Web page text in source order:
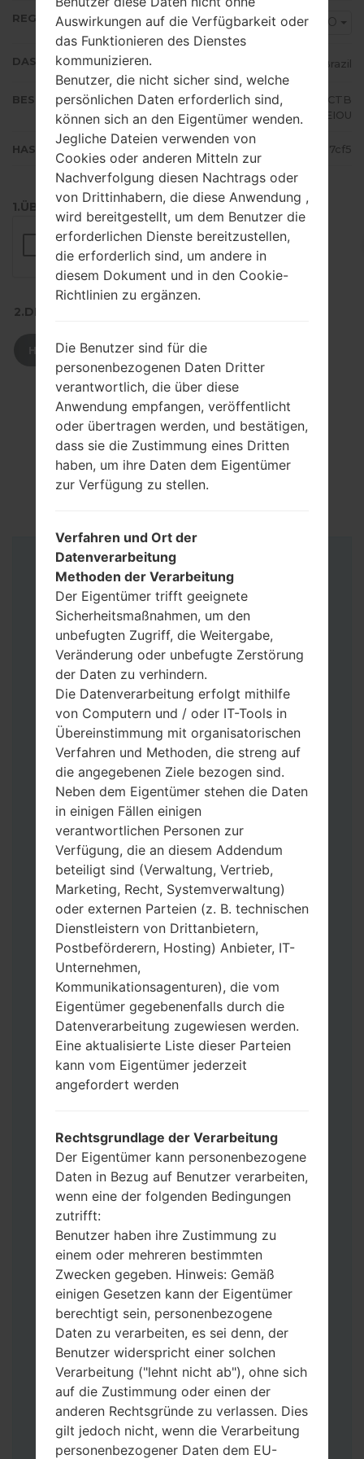
REGION ZTO
DAS LAND Brazil
BESCHREIBUNG
TIM, Claro, Vivo, Oi, Sercomtel, CTB
C, Nextel, AEIOU
HASH 5ff90cb95624fa948155a2e1c3ca7cf5
1.ÜBERPRÜFEN SIE AUF RECAPTCHA
2.DRÜCKEN SIE ZUM HERUNTERLADEN
HERUNTERLADEN
Anleitung
Laden Sie auf Ihren PC:Odin 3
Version herunter.
Dann laden Sie die Firmware-Datei
herunter und entpacken Sie sie.
Sie brauchen 1(wählen Sie hier 1 Firmware-
Datei aus) oder 5 (wählen Sie 5 Firmware-
Dateien aus) Firmware-Dateien:
AP: „System & Recovery“
CP: „Modem & Radio“
CSC_***: „Country & Region & Operator“
HOME_CSC_***: „Country & Region &
Operator“
Fügen Sie dem Programm Odin 3 alle
Dateien hinzu.
möchten, wählen Sie CSC_***, in einem
anderen Fall wählen Sie HOME_CSC_***
um Ihre Daten zu speichern.
Jetzt schalten Sie das Gerät aus und
aktivieren Sie Download-Modus. Alle
Methoden, wie es geht:
Halten Sie die Power-, Lautstärke- und
Bixbi- Tasten gedrückt.
Halten Sie Lauter- und Leiser-Tasten
gedrückt. Schließen Sie das Telefon mit
einem USB-Kabel an den PC an.
Halten Sie die Power-, Lauter- und
Home-Tasten gedrückt.
Schließen Sie das USB-Kabel an und
halten Sie die Leiser- und Bixbi-Tasten
gedrückt.
Auswirkungen auf die Verfügbarkeit oder
das Funktionieren des Dienstes
kommunizieren.
Benutzer, die nicht sicher sind, welche
persönlichen Daten erforderlich sind,
können sich an den Eigentümer wenden.
Jegliche Dateien verwenden von
Cookies oder anderen Mitteln zur
Nachverfolgung diesen Nachtrags oder
von Drittinhabern, die diese Anwendung ,
wird bereitgestellt, um dem Benutzer die
erforderlichen Dienste bereitzustellen,
die erforderlich sind, um andere in
diesem Dokument und in den Cookie-
Richtlinien zu ergänzen.
Die Benutzer sind für die
personenbezogenen Daten Dritter
verantwortlich, die über diese
Anwendung empfangen, veröffentlicht
oder übertragen werden, und bestätigen,
dass sie die Zustimmung eines Dritten
haben, um ihre Daten dem Eigentümer
zur Verfügung zu stellen.
Verfahren und Ort der
Datenverarbeitung
Methoden der Verarbeitung
Der Eigentümer trifft geeignete
Sicherheitsmaßnahmen, um den
unbefugten Zugriff, die Weitergabe,
Veränderung oder unbefugte Zerstörung
der Daten zu verhindern.
Die Datenverarbeitung erfolgt mithilfe
von Computern und / oder IT-Tools in
Übereinstimmung mit organisatorischen
Verfahren und Methoden, die streng auf
die angegebenen Ziele bezogen sind.
Neben dem Eigentümer stehen die Daten
in einigen Fällen einigen
verantwortlichen Personen zur
Verfügung, die an diesem Addendum
beteiligt sind (Verwaltung, Vertrieb,
Marketing, Recht, Systemverwaltung)
oder externen Parteien (z. B. technischen
Dienstleistern von Drittanbietern,
Postbeförderern, Hosting) Anbieter, IT-
Unternehmen,
Kommunikationsagenturen), die vom
Eigentümer gegebenenfalls durch die
Datenverarbeitung zugewiesen werden.
Eine aktualisierte Liste dieser Parteien
kann vom Eigentümer jederzeit
angefordert werden
Rechtsgrundlage der Verarbeitung
Der Eigentümer kann personenbezogene
Daten in Bezug auf Benutzer verarbeiten,
wenn eine der folgenden Bedingungen
zutrifft:
Benutzer haben ihre Zustimmung zu
einem oder mehreren bestimmten
Zwecken gegeben. Hinweis: Gemäß
einigen Gesetzen kann der Eigentümer
berechtigt sein, personenbezogene
Daten zu verarbeiten, es sei denn, der
Benutzer widerspricht einer solchen
Verarbeitung ("lehnt nicht ab"), ohne sich
auf die Zustimmung oder einen der
anderen Rechtsgründe zu verlassen. Dies
gilt jedoch nicht, wenn die Verarbeitung
personenbezogener Daten dem EU-